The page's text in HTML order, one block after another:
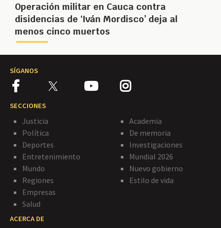
Operación militar en Cauca contra
disidencias de ‘Iván Mordisco’ deja al
menos cinco muertos
SÍGANOS
SECCIONES
Justicia
Política
Deportes
Entretenimiento
Mundo
Regiones
Empresas
Salud
Academia
De memoria
Investigaciones
Mundial 2026
Nuevo gobierno
Estilo de vida
ACERCA DE